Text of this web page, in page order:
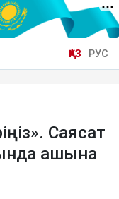
ҚАЗ РУС
Саясат
ашына